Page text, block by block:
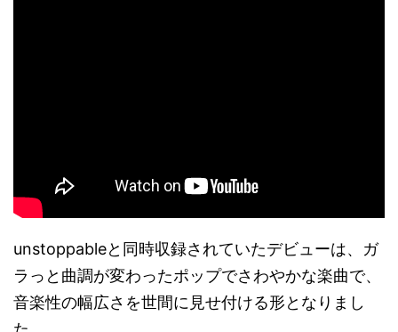
unstoppableと同時収録されていたデビューは、ガ
ラっと曲調が変わったポップでさわやかな楽曲で、
音楽性の幅広さを世間に見せ付ける形となりまし